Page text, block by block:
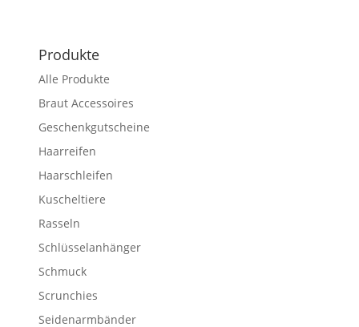
Produkte
Alle Produkte
Braut Accessoires
Geschenkgutscheine
Haarreifen
Haarschleifen
Kuscheltiere
Rasseln
Schlüsselanhänger
Schmuck
Scrunchies
Seidenarmbänder